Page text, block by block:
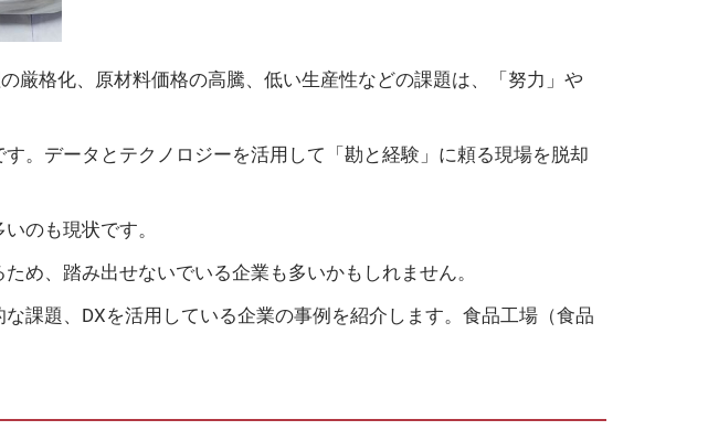
厳格化、原材料価格の高騰、低い生産性などの課題は、「努力」や
。データとテクノロジーを活用して「勘と経験」に頼る現場を脱却
のも現状です。
め、踏み出せないでいる企業も多いかもしれません。
課題、DXを活用している企業の事例を紹介します。食品工場（食品